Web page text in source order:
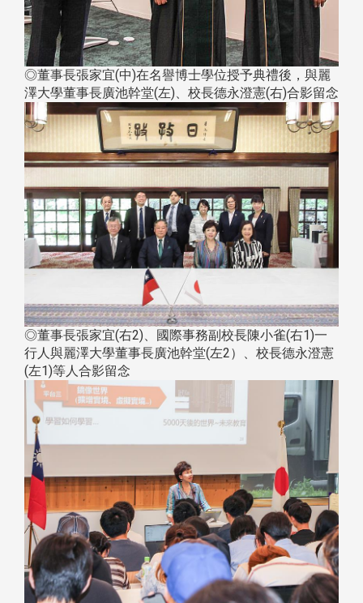
◎董事長張家宜(中)在名譽博士學位授予典禮後，與麗
澤大學董事長廣池幹堂(左)、校長德永澄憲(右)合影留念
◎董事長張家宜(右2)、國際事務副校長陳小雀(右1)一
行人與麗澤大學董事長廣池幹堂(左2）、校長德永澄憲
(左1)等人合影留念